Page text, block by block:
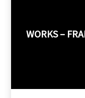
WORKS –